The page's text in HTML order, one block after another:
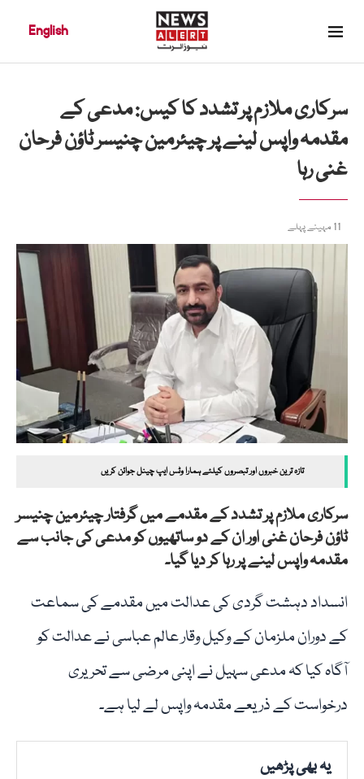
English
سرکاری ملازم پر تشدد کا کیس: مدعی کے
مقدمہ واپس لینے پر چیئرمین چنیسر ٹاؤن فرحان
غنی رہا
11 مہینے پہلے
تازہ ترین خبروں اور تبصروں کیلئے ہمارا وٹس ایپ چینل جوائن کریں
سرکاری ملازم پر تشدد کے مقدمے میں گرفتار چیئرمین چنیسر
ٹاؤن فرحان غنی اور ان کے دو ساتھیوں کو مدعی کی جانب سے
مقدمہ واپس لینے پر رہا کر دیا گیا۔
انسداد دہشت گردی کی عدالت میں مقدمے کی سماعت
کے دوران ملزمان کے وکیل وقار عالم عباسی نے عدالت کو
آگاہ کیا کہ مدعی سہیل نے اپنی مرضی سے تحریری
درخواست کے ذریعے مقدمہ واپس لے لیا ہے۔
یہ بھی پڑھیں